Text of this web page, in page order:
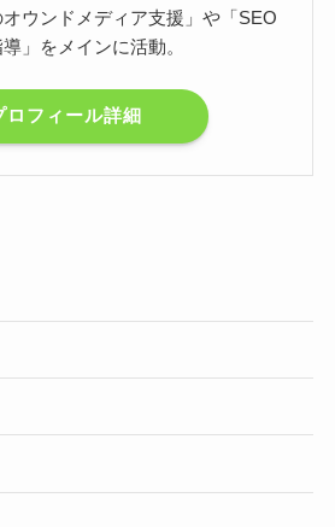
ウンドメディア支援」や「SEO
」をメインに活動。
ロフィール詳細